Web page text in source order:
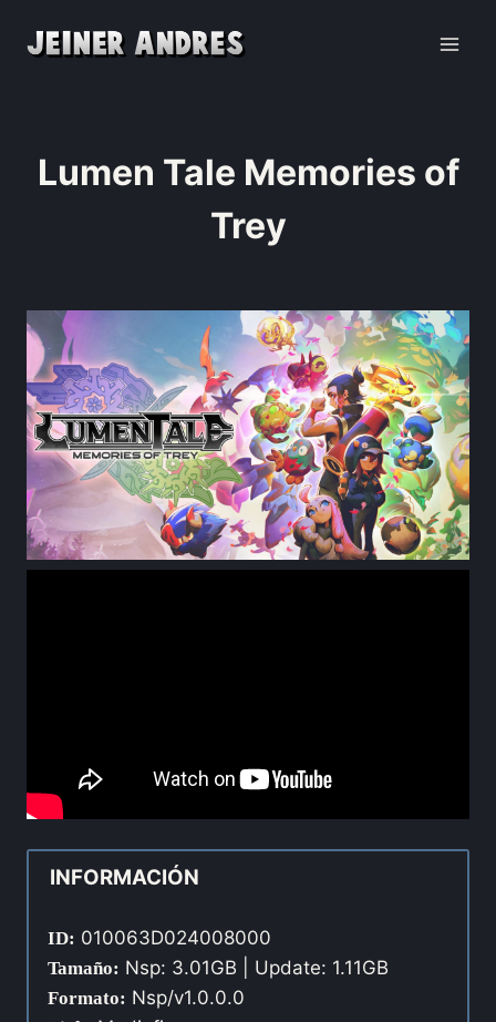
Lumen Tale Memories of
Trey
INFORMACIÓN
ID: 010063D024008000
Tamaño: Nsp: 3.01GB | Update: 1.11GB
Formato: Nsp/v1.0.0.0